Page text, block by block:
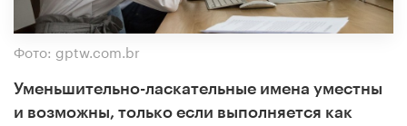
Фото: gptw.com.br
Уменьшительно-ласкательные имена уместны
и возможны, только если выполняется как